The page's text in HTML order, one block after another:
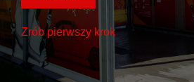
Zrób pierwszy krok